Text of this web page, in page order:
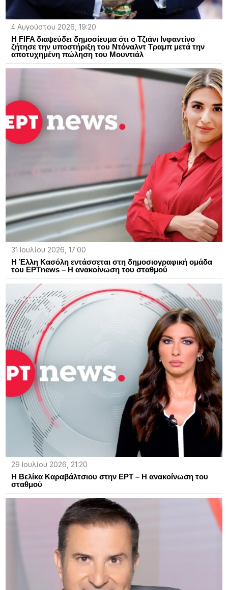
4 Αυγούστου 2026, 19:20
Η FIFA διαψεύδει δημοσίευμα ότι ο Τζιάνι Ινφαντίνο
ζήτησε την υποστήριξη του Ντόναλντ Τραμπ μετά την
αποτυχημένη πώληση του Μουντιάλ
31 Ιουλίου 2026, 17:00
Η Έλλη Κασόλη εντάσσεται στη δημοσιογραφική ομάδα
του ΕΡΤnews – Η ανακοίνωση του σταθμού
29 Ιουλίου 2026, 21:20
Η Βελίκα Καραβάλτσιου στην ΕΡΤ – Η ανακοίνωση του
σταθμού